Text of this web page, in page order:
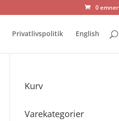
0 emner
Privatlivspolitik English
Kurv
Varekategorier